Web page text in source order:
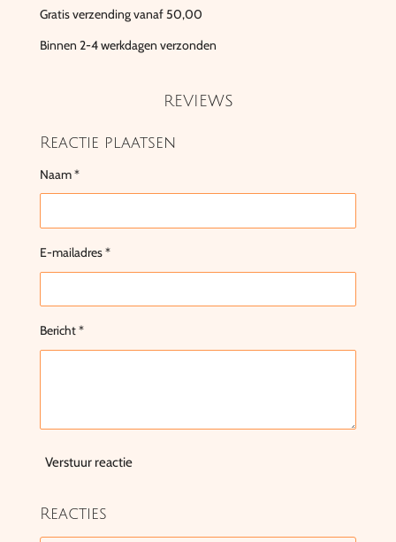
Gratis verzending vanaf 50,00
Binnen 2-4 werkdagen verzonden
REVIEWS
Reactie plaatsen
Naam *
E-mailadres *
Bericht *
Verstuur reactie
Reacties